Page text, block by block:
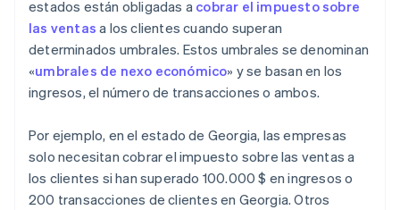
estados están obligadas a cobrar el impuesto sobre
las ventas a los clientes cuando superan
determinados umbrales. Estos umbrales se denominan
«umbrales de nexo económico» y se basan en los
ingresos, el número de transacciones o ambos.
Por ejemplo, en el estado de Georgia, las empresas
solo necesitan cobrar el impuesto sobre las ventas a
los clientes si han superado 100.000 $ en ingresos o
200 transacciones de clientes en Georgia. Otros